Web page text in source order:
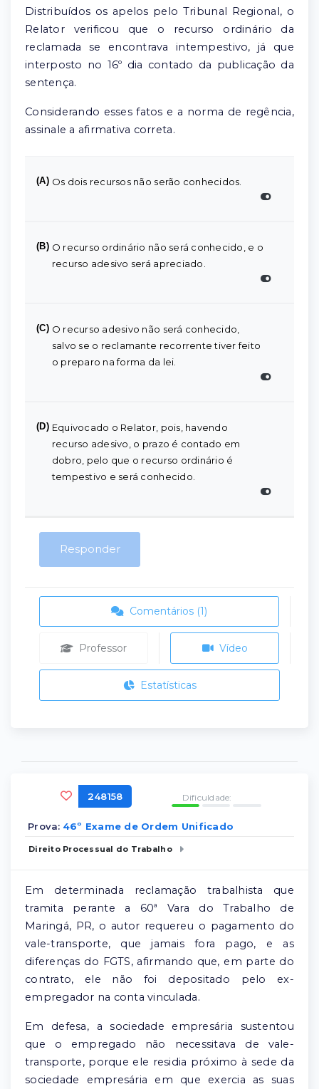
Distribuídos os apelos pelo Tribunal Regional, o
Relator verificou que o recurso ordinário da
reclamada se encontrava intempestivo, já que
interposto no 16º dia contado da publicação da
sentença.
Considerando esses fatos e a norma de regência,
assinale a afirmativa correta.
(A) Os dois recursos não serão conhecidos.
(B) O recurso ordinário não será conhecido, e o
recurso adesivo será apreciado.
(C) O recurso adesivo não será conhecido,
salvo se o reclamante recorrente tiver feito
o preparo na forma da lei.
(D) Equivocado o Relator, pois, havendo
recurso adesivo, o prazo é contado em
dobro, pelo que o recurso ordinário é
tempestivo e será conhecido.
Responder
Comentários (1)
Professor Vídeo
Estatísticas
248158 Dificuldade:
Prova: 46º Exame de Ordem Unificado
Direito Processual do Trabalho
Em determinada reclamação trabalhista que
tramita perante a 60ª Vara do Trabalho de
Maringá, PR, o autor requereu o pagamento do
vale-transporte, que jamais fora pago, e as
diferenças do FGTS, afirmando que, em parte do
contrato, ele não foi depositado pelo ex-
empregador na conta vinculada.
Em defesa, a sociedade empresária sustentou
que o empregado não necessitava de vale-
transporte, porque ele residia próximo à sede da
sociedade empresária em que exercia as suas